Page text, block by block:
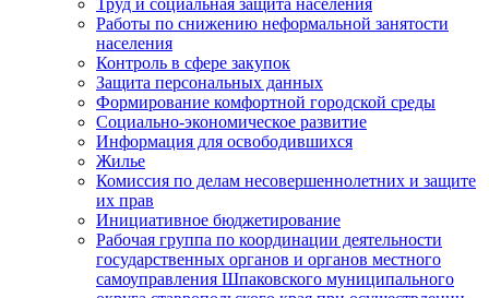
Труд и социальная защита населения
Работы по снижению неформальной занятости
населения
Контроль в сфере закупок
Защита персональных данных
Формирование комфортной городской среды
Социально-экономическое развитие
Информация для освободившихся
Жилье
Комиссия по делам несовершеннолетних и защите
их прав
Инициативное бюджетирование
Рабочая группа по координации деятельности
государственных органов и органов местного
самоуправления Шпаковского муниципального